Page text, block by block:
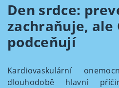
Den srdce:
zachraňuje, ale
podceňují
Kardiovaskulární
dlouhodobě hlavní